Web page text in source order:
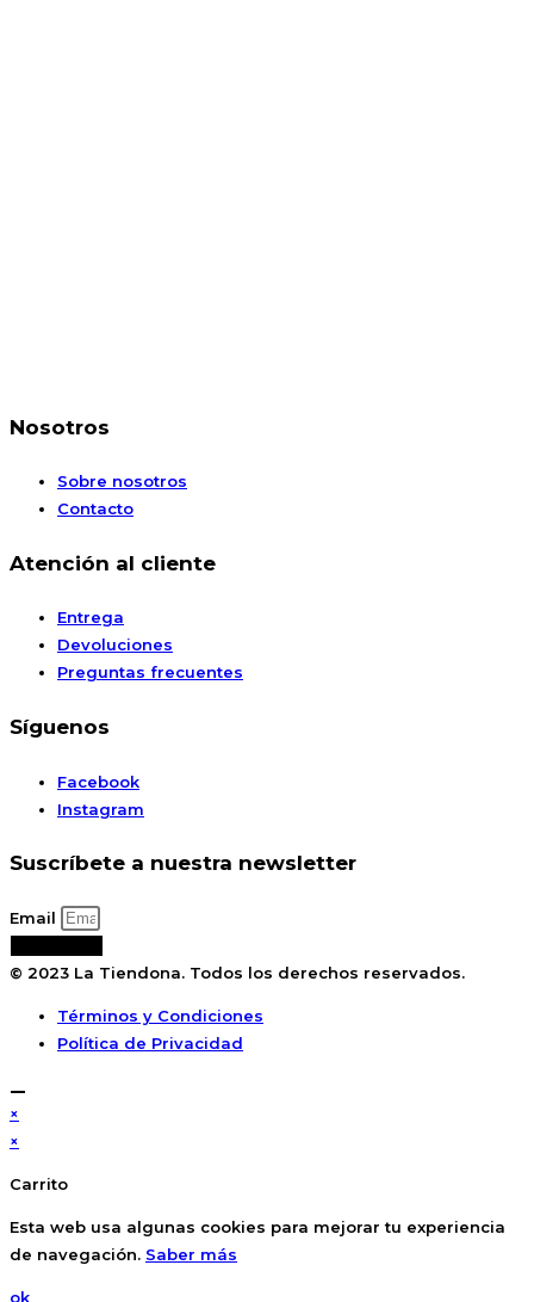
Nosotros
Sobre nosotros
Contacto
Atención al cliente
Entrega
Devoluciones
Preguntas frecuentes
Síguenos
Facebook
Instagram
Suscríbete a nuestra newsletter
Email
© 2023 La Tiendona. Todos los derechos reservados.
Términos y Condiciones
Política de Privacidad
×
×
Carrito
Esta web usa algunas cookies para mejorar tu experiencia
de navegación. Saber más
ok